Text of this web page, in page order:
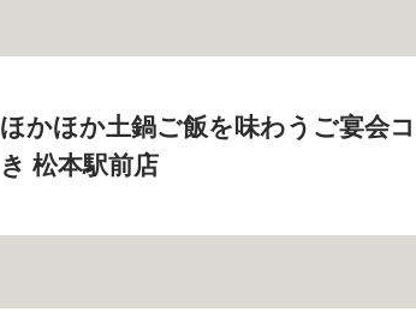
ほかほか土鍋ご飯を味わうご宴会
き 松本駅前店